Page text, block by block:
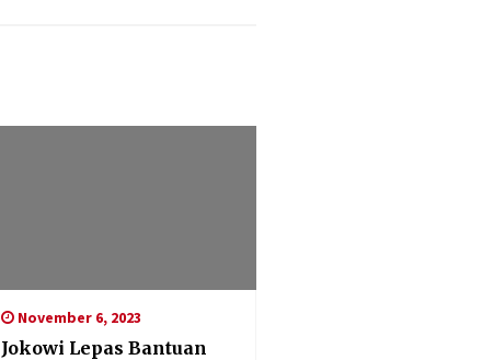
November 6, 2023
Jokowi Lepas Bantuan